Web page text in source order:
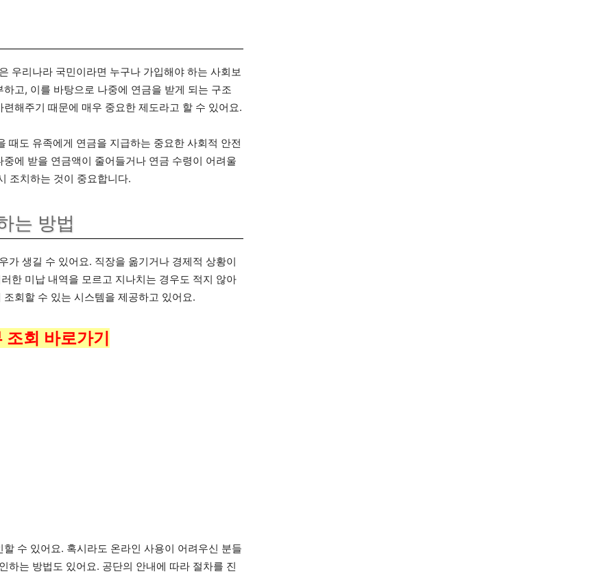
우리나라 국민이라면 누구나 가입해야 하는 사회보
고, 이를 바탕으로 나중에 연금을 받게 되는 구조
해주기 때문에 매우 중요한 제도라고 할 수 있어요.
때도 유족에게 연금을 지급하는 중요한 사회적 안전
에 받을 연금액이 줄어들거나 연금 수령이 어려울
조치하는 것이 중요합니다.
는 방법
가 생길 수 있어요. 직장을 옮기거나 경제적 상황이
한 미납 내역을 모르고 지나치는 경우도 적지 않아
회할 수 있는 시스템을 제공하고 있어요.
회 바로가기
수 있어요. 혹시라도 온라인 사용이 어려우신 분들
하는 방법도 있어요. 공단의 안내에 따라 절차를 진